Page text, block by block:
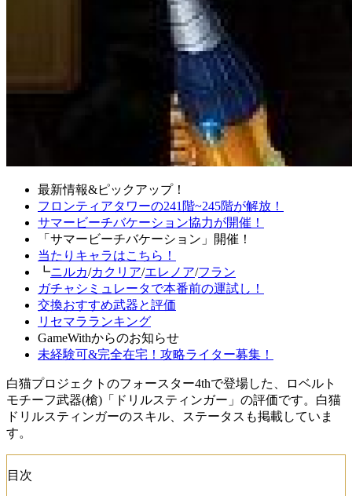
最新情報&ピックアップ！
フロンティアタワーの241階~245階が解放！
サマービーチバケーション協力が開催！
「サマービーチバケーション」開催！
当たりキャラはこちら！
┗ニルカ/カクリア/エレノア/フラン
ガチャシミュレータで本番前の運試し！
交換おすすめ武器と評価
リセマラランキング
GameWithからのお知らせ
未経験可&完全在宅！攻略ライター募集！
白猫プロジェクトのフォースター4thで登場した、ロベルト
モチーフ武器(槍)「ドリルスティンガー」の評価です。白猫
ドリルスティンガーのスキル、ステータスも掲載していま
す。
目次